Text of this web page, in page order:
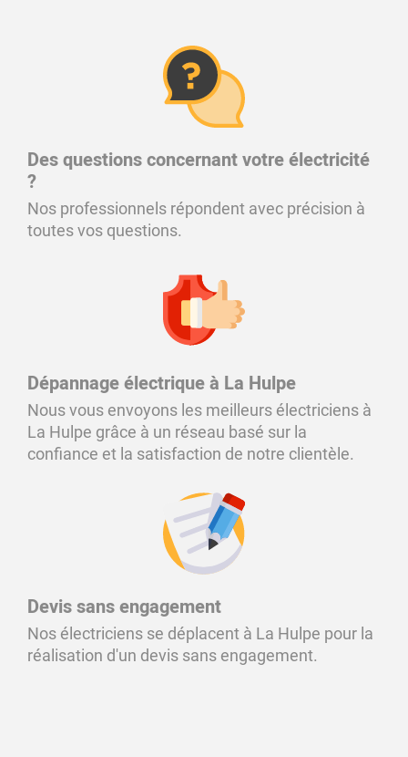
Des questions concernant votre électricité
?
Nos professionnels répondent avec précision à
toutes vos questions.
Dépannage électrique à La Hulpe
Nous vous envoyons les meilleurs électriciens à
La Hulpe grâce à un réseau basé sur la
confiance et la satisfaction de notre clientèle.
Devis sans engagement
Nos électriciens se déplacent à La Hulpe pour la
réalisation d'un devis sans engagement.